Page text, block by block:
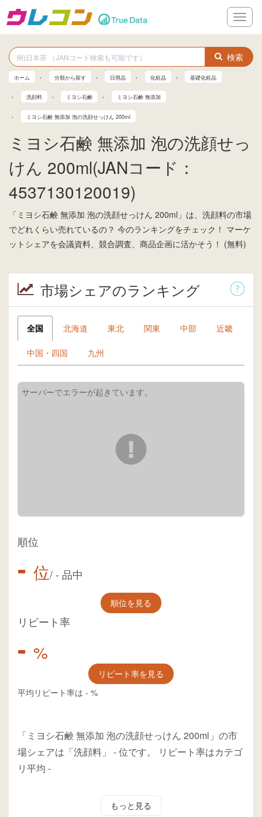
メ
ニ
ー
検索
ホーム 分類から探す 日用品 化粧品 基礎化粧品
洗顔料 ミヨシ石鹸 ミヨシ石鹸 無添加
ミヨシ石鹸 無添加 泡の洗顔せっけん 200ml
ミヨシ石鹸 無添加 泡の洗顔せっ
けん 200ml(JANコード：
4537130120019)
「ミヨシ石鹸 無添加 泡の洗顔せっけん 200ml」は、洗顔料の市場
でどれくらい売れているの？ 今のランキングをチェック！ マーケ
ットシェアを会議資料、競合調査、商品企画に活かそう！ (無料)
市場シェアのランキング
全国 北海道 東北 関東 中部 近畿
中国・四国 九州
順位
- 位/- 品中
順位を見る
リピート率
- %
リピート率を見る
平均リピート率は - %
「ミヨシ石鹸 無添加 泡の洗顔せっけん 200ml」の市
場シェアは「洗顔料」 -位です。
リピート率はカテゴ
リ平均 -
もっと見る